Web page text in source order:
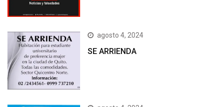
agosto 4, 2024
SE ARRIENDA